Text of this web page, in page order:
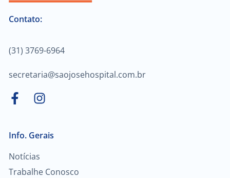
Contato:
(31) 3769-6964
secretaria@saojosehospital.com.br
Info. Gerais
Notícias
Trabalhe Conosco